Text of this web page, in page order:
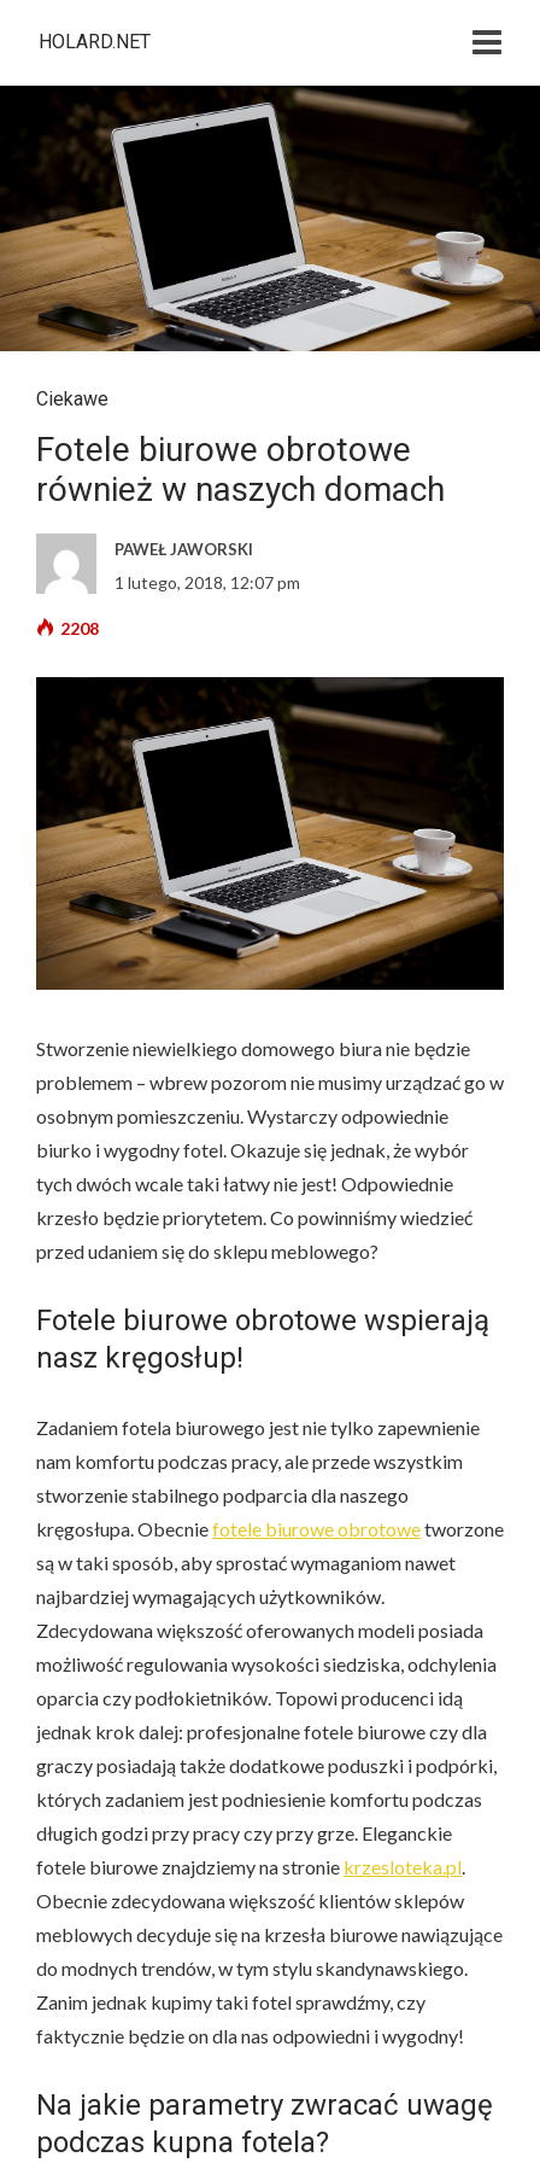
HOLARD.NET
Ciekawe
Fotele biurowe obrotowe
również w naszych domach
PAWEŁ JAWORSKI
1 lutego, 2018, 12:07 pm
2208
Stworzenie niewielkiego domowego biura nie będzie
problemem – wbrew pozorom nie musimy urządzać go w
osobnym pomieszczeniu. Wystarczy odpowiednie
biurko i wygodny fotel. Okazuje się jednak, że wybór
tych dwóch wcale taki łatwy nie jest! Odpowiednie
krzesło będzie priorytetem. Co powinniśmy wiedzieć
przed udaniem się do sklepu meblowego?
Fotele biurowe obrotowe wspierają
nasz kręgosłup!
Zadaniem fotela biurowego jest nie tylko zapewnienie
nam komfortu podczas pracy, ale przede wszystkim
stworzenie stabilnego podparcia dla naszego
kręgosłupa. Obecniefotele biurowe obrotowetworzone
są w taki sposób, aby sprostać wymaganiom nawet
najbardziej wymagających użytkowników.
Zdecydowana większość oferowanych modeli posiada
możliwość regulowania wysokości siedziska, odchylenia
oparcia czy podłokietników. Topowi producenci idą
jednak krok dalej: profesjonalne fotele biurowe czy dla
graczy posiadają także dodatkowe poduszki i podpórki,
których zadaniem jest podniesienie komfortu podczas
długich godzi przy pracy czy przy grze. Eleganckie
fotele biurowe znajdziemy na stronie krzesloteka.pl
Obecnie zdecydowana większość klientów sklepów
meblowych decyduje się na krzesła biurowe nawiązujące
do modnych trendów, w tym stylu skandynawskiego.
Zanim jednak kupimy taki fotel sprawdźmy, czy
faktycznie będzie on dla nas odpowiedni i wygodny!
Na jakie parametry zwracać uwagę
podczas kupna fotela?